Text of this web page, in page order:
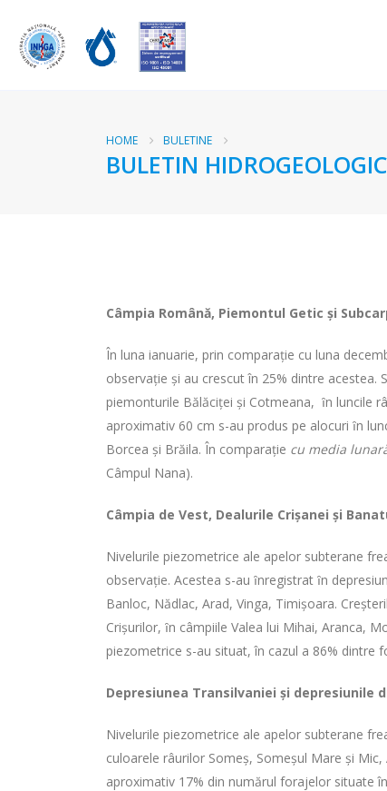
HOME BULETINE
BULETIN
Câmpia Română, Piemontul Getic şi
În luna ianuarie, prin comparaţie cu luna
observaţie şi au crescut în 25% dintre acestea.
piemonturile Bălăciţei şi Cotmeana, ȋn luncile
aproximativ 60 cm s-au produs pe alocuri ȋn
Borcea şi Brăila. În comparaţie cu media
Câmpul Nana).
Câmpia de Vest, Dealurile Crişanei şi
Nivelurile piezometrice ale apelor subterane
observaţie. Acestea s-au ȋnregistrat ȋn
Banloc, Nădlac, Arad, Vinga, Timişoara.
Crişurilor, ȋn câmpiile Valea lui Mihai, Aranca,
piezometrice s-au situat, în cazul a 86% dintre
Depresiunea Transilvaniei şi depresiunile
Nivelurile piezometrice ale apelor subterane
culoarele râurilor Someş, Someşul Mare şi
aproximativ 17% din numărul forajelor situate